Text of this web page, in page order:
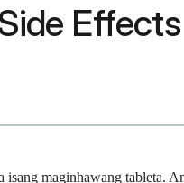
maginhawang tableta.